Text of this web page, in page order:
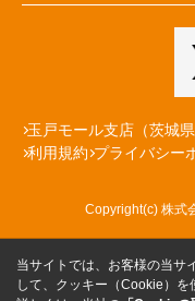
玉戸モール支店（茨城県
利用規約 プライバシー
Copyright(c) 株式
当サイトでは、お客様の当サ
して、クッキー（Cookie）を